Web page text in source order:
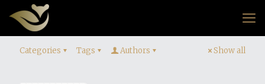
Categories Tags Authors Show all